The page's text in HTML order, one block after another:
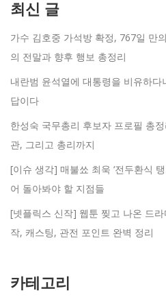
최신 글
가수 김호중 가석방 확정, 767일 만
의 전말과 향후 행보 총정리
내란범 윤석열에 대통령을 비유하
답이다
한성숙 국무총리 후보자 프로필 총
관, 그리고 총리까지
[이슈 생각] 매불쑈 최욱 ‘전두환식
어 돌아봐야 할 지점들
[넷플릭스 신작] 웹툰 찢고 나온 드라
작, 캐스팅, 관전 포인트 완벽 정리
카테고리